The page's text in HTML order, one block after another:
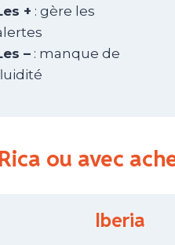
+ : gère les
–: manque de
ou avec
Iberia